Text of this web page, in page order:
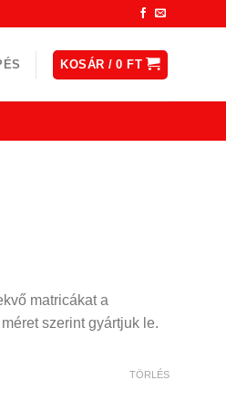
KOSÁR /0FT
matricákat a
szerint gyártjuk le.
TÖRLÉS